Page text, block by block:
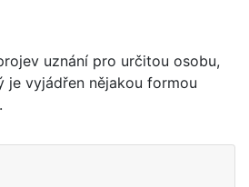
uznání pro určitou osobu,
je vyjádřen nějakou formou